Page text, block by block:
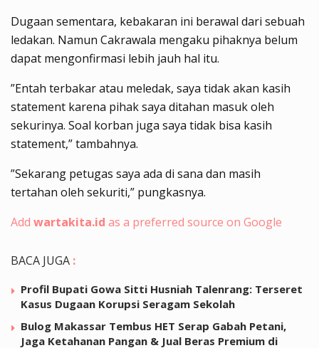
Dugaan sementara, kebakaran ini berawal dari sebuah
ledakan. Namun Cakrawala mengaku pihaknya belum
dapat mengonfirmasi lebih jauh hal itu.
”Entah terbakar atau meledak, saya tidak akan kasih
statement karena pihak saya ditahan masuk oleh
sekurinya. Soal korban juga saya tidak bisa kasih
statement,” tambahnya.
”Sekarang petugas saya ada di sana dan masih
tertahan oleh sekuriti,” pungkasnya.
Add wartakita.id as a preferred source on Google
BACA JUGA :
Profil Bupati Gowa Sitti Husniah Talenrang: Terseret
Kasus Dugaan Korupsi Seragam Sekolah
Bulog Makassar Tembus HET Serap Gabah Petani,
Jaga Ketahanan Pangan & Jual Beras Premium di